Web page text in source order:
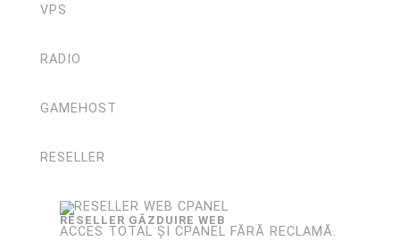
VPS
RADIO
GAMEHOST
RESELLER
RESELLER GĂZDUIRE WEB
ACCES TOTAL ȘI CPANEL FĂRĂ RECLAMĂ.